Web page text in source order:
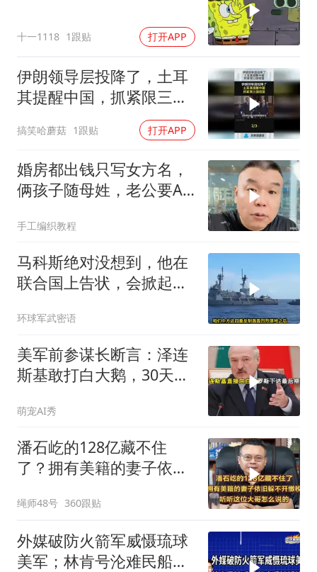
十一1118 1跟贴 打开APP
伊朗领导层投降了，土耳
其提醒中国，抓紧限三国
搞笑哈蘑菇 1跟贴 打开APP
婚房都出钱只写女方名，
俩孩子随母姓，老公要AA
手工编织教程
马科斯绝对没想到，他在
联合国上告状，会掀起中
环球军武密语
美军前参谋长断言：泽连
斯基敢打白大鹅，30天内
萌宠AI秀
潘石屹的128亿藏不住
了？拥有美籍的妻子依旧
绳师48号 360跟贴
外媒破防火箭军威慑琉球
美军；林肯号沦难民船官